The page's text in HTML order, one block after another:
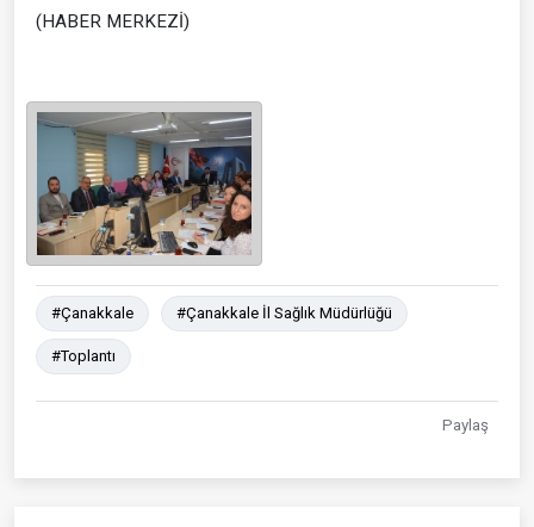
(HABER MERKEZİ)
#Çanakkale #Çanakkale İl Sağlık Müdürlüğü
#Toplantı
Paylaş